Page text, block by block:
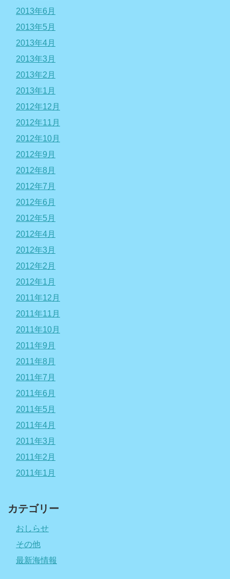
2013年6月
2013年5月
2013年4月
2013年3月
2013年2月
2013年1月
2012年12月
2012年11月
2012年10月
2012年9月
2012年8月
2012年7月
2012年6月
2012年5月
2012年4月
2012年3月
2012年2月
2012年1月
2011年12月
2011年11月
2011年10月
2011年9月
2011年8月
2011年7月
2011年6月
2011年5月
2011年4月
2011年3月
2011年2月
2011年1月
カテゴリー
おしらせ
その他
最新海情報